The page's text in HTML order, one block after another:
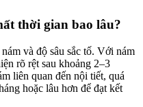
thời gian bao lâu?
và độ sâu sắc tố. Với nám
rõ rệt sau khoảng 2–3
liên quan đến nội tiết, quá
hoặc lâu hơn để đạt kết